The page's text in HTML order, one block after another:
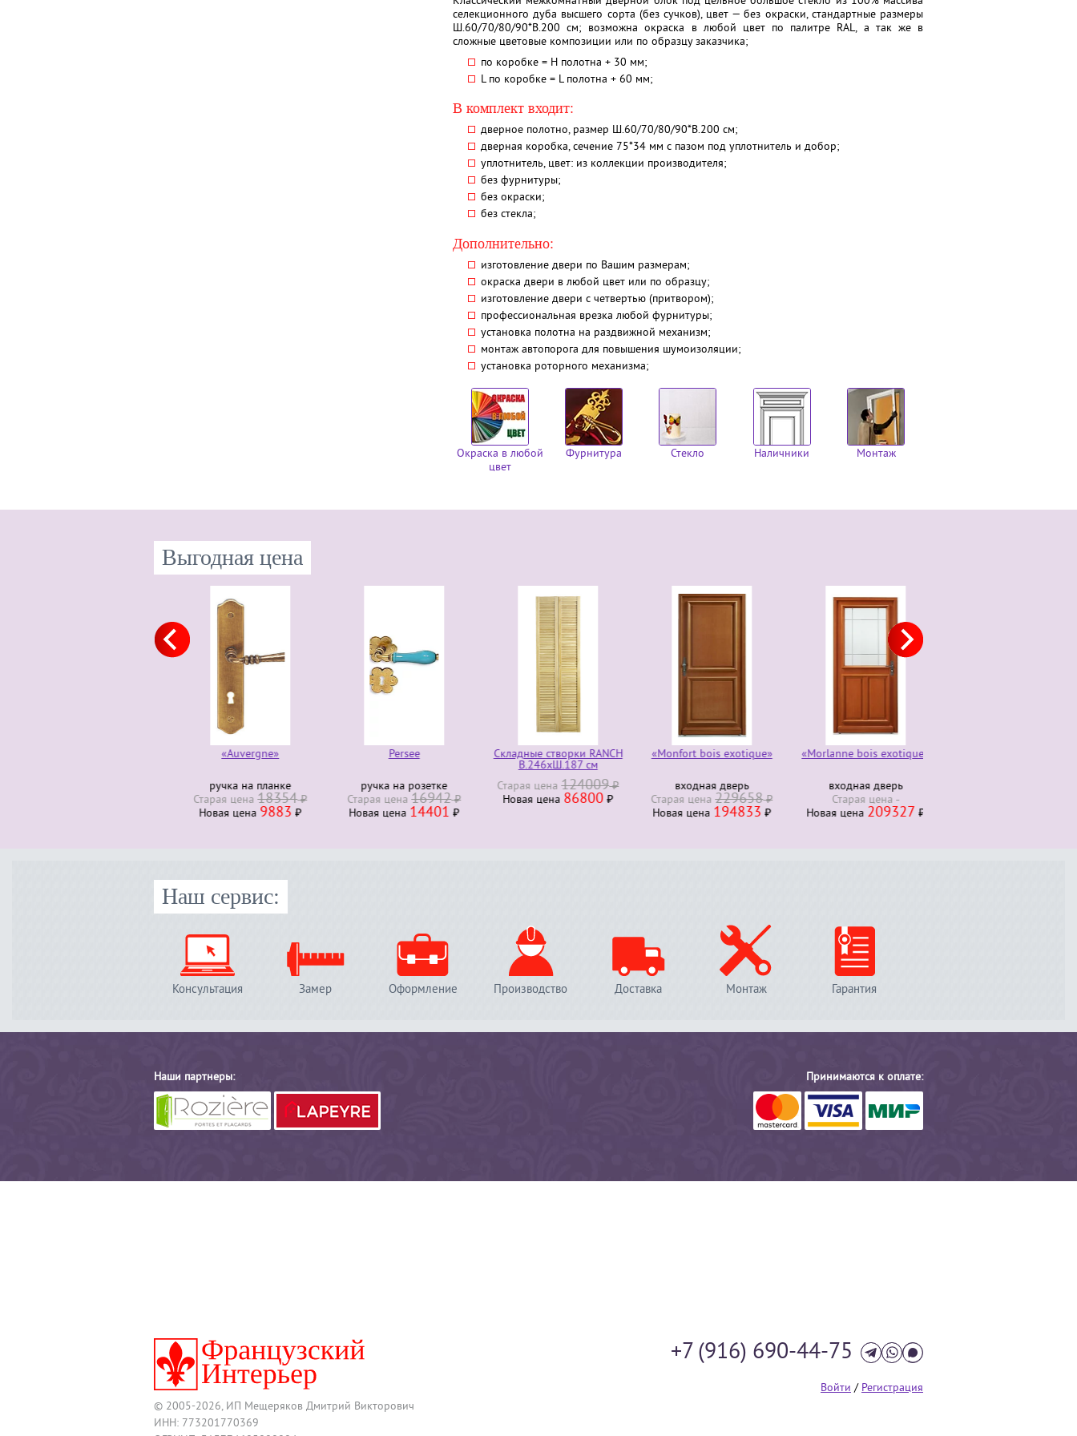
селекционного дуба высшего сорта (без сучков), цвет — без окраски, стандартные размеры
Ш.60/70/80/90*В.200 см; возможна окраска в любой цвет по палитре RAL, а так же в
сложные цветовые композиции или по образцу заказчика;
по коробке = Н полотна + 30 мм;
L по коробке = L полотна + 60 мм;
В комплект входит:
дверное полотно, размер Ш.60/70/80/90*В.200 см;
дверная коробка, сечение 75*34 мм с пазом под уплотнитель и добор;
уплотнитель, цвет: из коллекции производителя;
без фурнитуры;
без окраски;
без стекла;
Дополнительно:
изготовление двери по Вашим размерам;
окраска двери в любой цвет или по образцу;
изготовление двери с четвертью (притвором);
профессиональная врезка любой фурнитуры;
установка полотна на раздвижной механизм;
монтаж автопорога для повышения шумоизоляции;
установка роторного механизма;
Окраска в любой
цвет
Фурнитура Стекло Наличники Монтаж
Выгодная цена
«Auvergne»
ручка на планке
Старая ценa18354₽
Новая ценa9883₽
Persee
ручка на розетке
Старая ценa16942₽
Новая ценa14401₽
Складные створки RANCH
В.246хШ.187 см
Старая ценa124009₽
Новая ценa86800₽
«Monfort bois exotique»
входная дверь
Старая ценa229658₽
Новая ценa194833₽
«Morlanne bois exotique»
входная дверь
Старая ценa
Новая ценa209327₽
Наш сервис:
Консультация Замер Оформление Производство Доставка Монтаж Гарантия
Наши партнеры: Принимаются к оплате:
© 2005-2026, ИП Мещеряков Дмитрий Викторович
ИНН: 773201770369
+7 (916) 690-44-75
Войти / Регистрация